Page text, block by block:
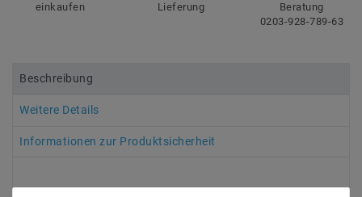
einkaufen
Lieferung
Beratung
0203-928-789-63
Beschreibung
Weitere Details
Informationen zur Produktsicherheit